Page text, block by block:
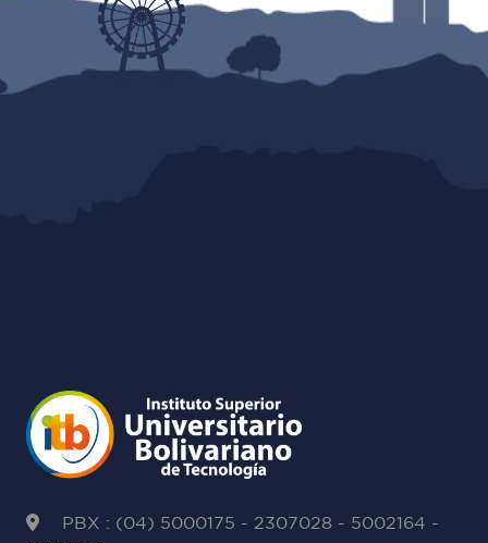
PBX : (04) 5000175 - 2307028 - 5002164 -